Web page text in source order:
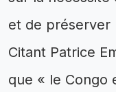
et de préserver
Citant Patrice
que « le Congo